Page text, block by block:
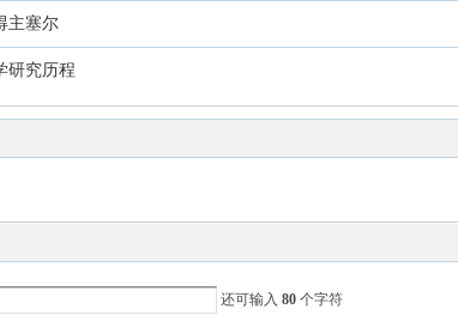
主塞尔
研究历程
还可输入80 个字符